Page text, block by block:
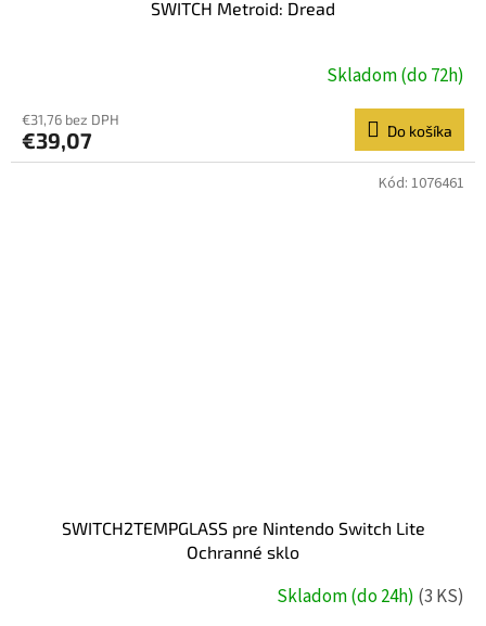
SWITCH Metroid: Dread
Skladom (do 72h)
€31,76 bez DPH
€39,07 Do košíka
SWITCH2TEMPGLASS pre Nintendo Switch Lite
Ochranné sklo
Skladom (do 24h) (3 KS)
Kód: 1076461